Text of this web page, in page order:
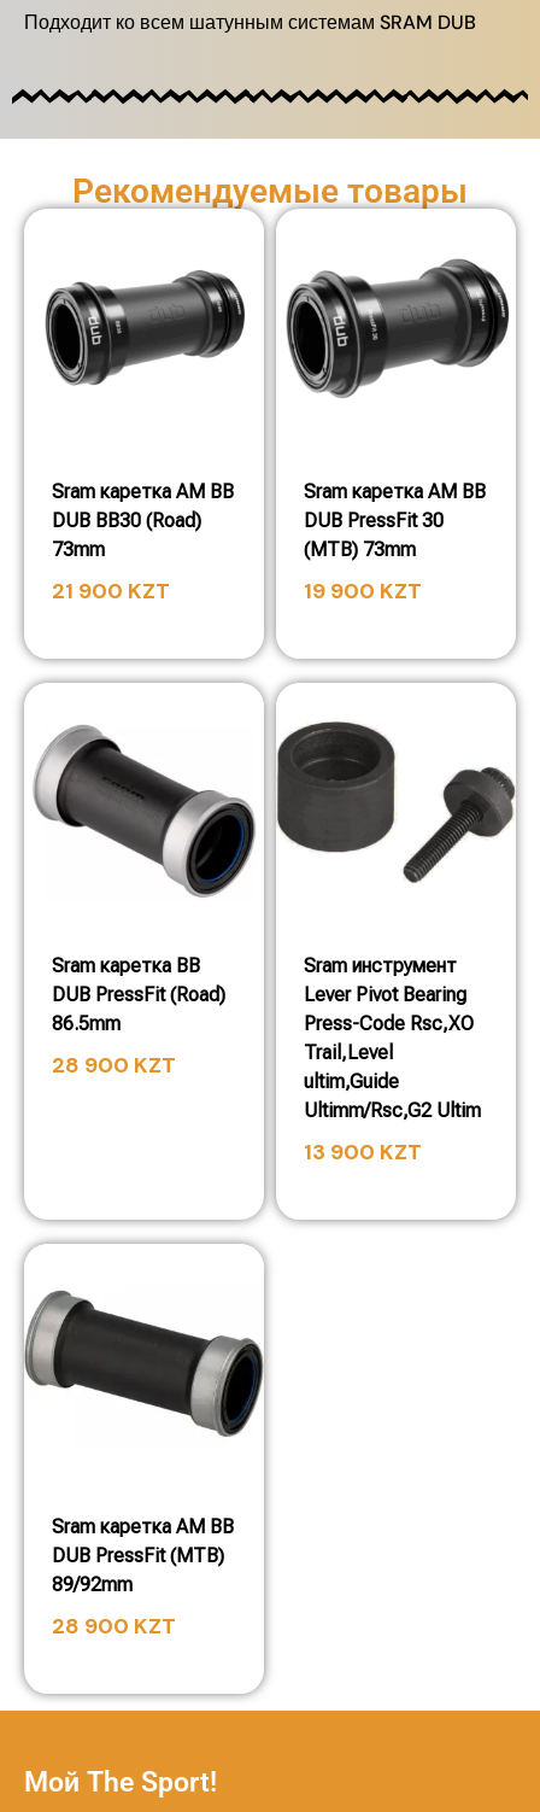
Подходит ко всем шатунным системам SRAM DUB
Рекомендуемые товары
Sram каретка AM BB
DUB BB30 (Road)
73mm
21 900 KZT
Sram каретка AM BB
DUB PressFit 30
(MTB) 73mm
19 900 KZT
Sram каретка BB
DUB PressFit (Road)
86.5mm
28 900 KZT
Sram инструмент
Lever Pivot Bearing
Press-Code Rsc,XO
Trail,Level
ultim,Guide
Ultimm/Rsc,G2 Ultim
13 900 KZT
Sram каретка AM BB
DUB PressFit (MTB)
89/92mm
28 900 KZT
Мой The Sport!